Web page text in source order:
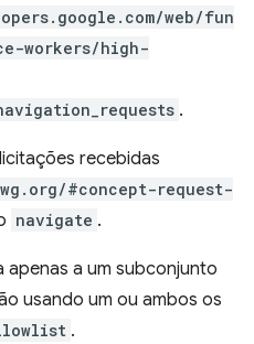
web/fun
workers/high-
.
recebidas
#concept-request-
navigate .
a um subconjunto
usando um ou ambos os
.